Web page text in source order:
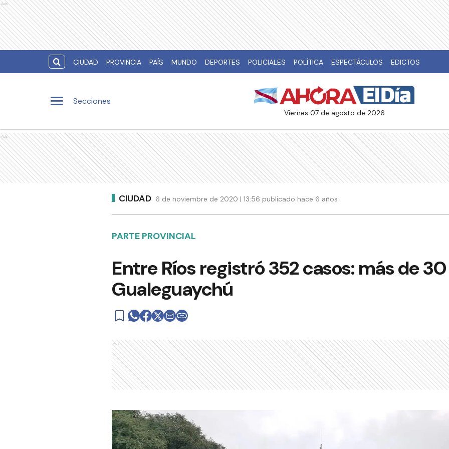
Ads
CIUDAD PROVINCIA PAÍS MUNDO DEPORTES POLICIALES POLÍTICA ESPECTÁCULOS EDICTOS
Secciones
viernes 07 de agosto de 2026
Ads
CIUDAD 6 de noviembre de 2020 | 13:56 publicado hace 6 años
PARTE PROVINCIAL
Entre Ríos registró 352 casos: más de
Gualeguaychú
Ads